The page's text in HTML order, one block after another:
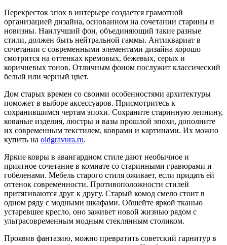
Перекресток эпох в интерьере создается грамотной
организацией дизайна, основанном на сочетании старины и
новизны. Наилучший фон, объединяющий такие разные
стили, должен быть нейтральной гаммы. Антиквариат в
сочетании с современными элементами дизайна хорошо
смотрится на оттенках кремовых, бежевых, серых и
коричневых тонов. Отличным фоном послужит классический
белый или черный цвет.
Дом старых времен со своими особенностями архитектуры
поможет в выборе аксессуаров. Присмотритесь к
сохранившимся чертам эпохи. Сохраните старинную лепнину,
кованые изделия, люстры и вазы прошлой эпохи, дополните
их современным текстилем, коврами и картинами. Их можно
купить на oldgravura.ru.
Яркие ковры в авангардном стиле дают необычное и
приятное сочетание в комнате со старинными гравюрами и
гобеленами. Мебель старого стиля оживает, если придать ей
оттенок современности. Противоположности стилей
притягиваются друг к другу. Старый комод смело стоит в
одном ряду с модными шкафами. Обшейте яркой тканью
устаревшее кресло, оно заживет новой жизнью рядом с
ультрасовременным модным стеклянным столиком.
Проявив фантазию, можно превратить советский гарнитур в